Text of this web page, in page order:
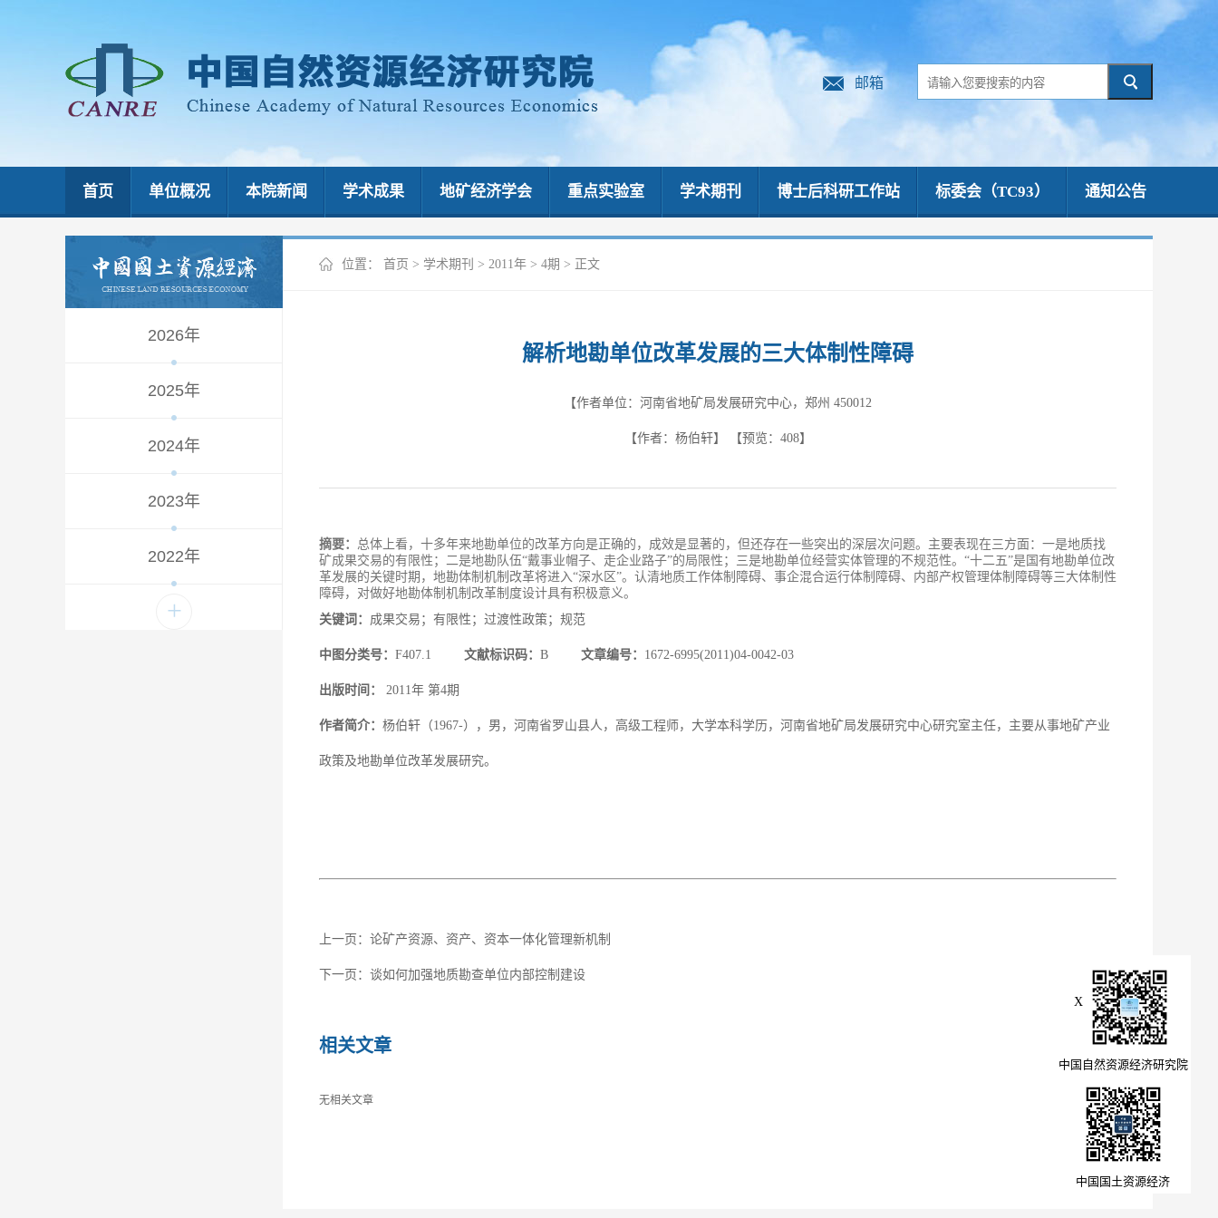
邮箱
首页 单位概况 本院新闻 学术成果 地矿经济学会 重点实验室 学术期刊 博士后科研工作站 标委会（TC93） 通知公告
2026年
2025年
2024年
2023年
2022年
+
位置： 首页 > 学术期刊 > 2011年 > 4期 > 正文
解析地勘单位改革发展的三大体制性障碍
【作者单位：河南省地矿局发展研究中心，郑州 450012
【作者：杨伯轩】 【预览： 408】
摘要： 总体上看，十多年来地勘单位的改革方向是正确的，成效是显著的，但还存在一些突出的深层次问题。主要表现在三方面：一是地质找
矿成果交易的有限性；二是地勘队伍“戴事业帽子、走企业路子”的局限性；三是地勘单位经营实体管理的不规范性。“十二五”是国有地勘单位改
革发展的关键时期，地勘体制机制改革将进入“深水区”。认清地质工作体制障碍、事企混合运行体制障碍、内部产权管理体制障碍等三大体制性
障碍，对做好地勘体制机制改革制度设计具有积极意义。
关键词： 成果交易；有限性；过渡性政策；规范
中图分类号： F407.1 文献标识码： B 文章编号： 1672-6995(2011)04-0042-03
出版时间： 2011年 第4期
作者简介： 杨伯轩（1967-），男，河南省罗山县人，高级工程师，大学本科学历，河南省地矿局发展研究中心研究室主任，主要从事地矿产业
政策及地勘单位改革发展研究。
上一页： 论矿产资源、资产、资本一体化管理新机制
下一页： 谈如何加强地质勘查单位内部控制建设
相关文章
无相关文章
X
中国自然资源经济研究院
中国国土资源经济